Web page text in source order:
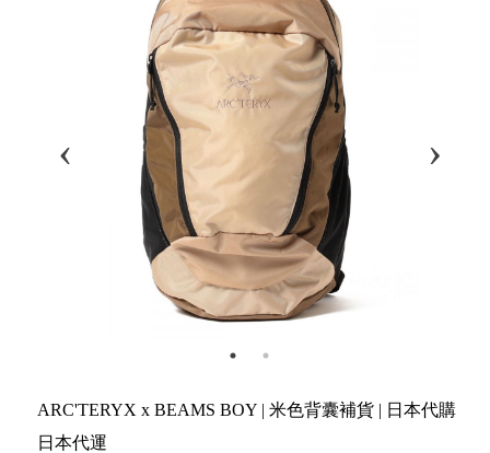
ARC'TERYX x BEAMS BOY | 米色背囊補貨 | 日本代購
日本代運